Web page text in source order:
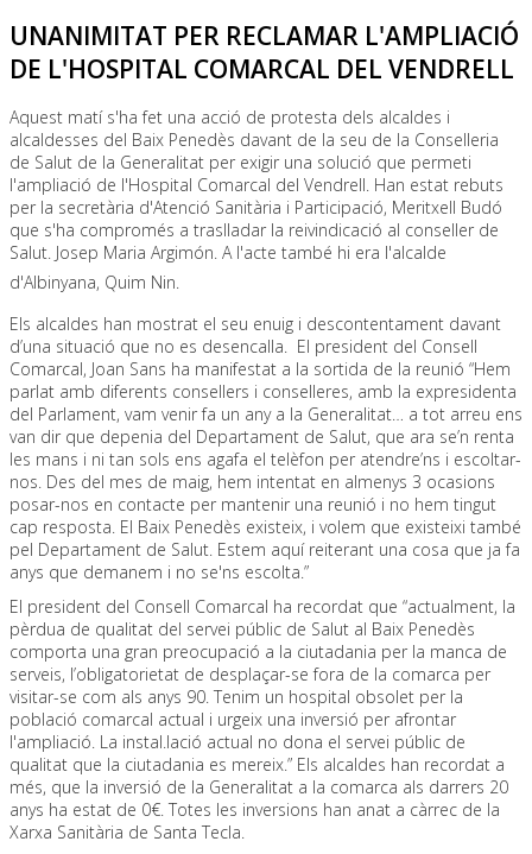
UNANIMITAT PER RECLAMAR L'AMPLIACIÓ
DE L'HOSPITAL COMARCAL DEL VENDRELL
Aquest matí s'ha fet una acció de protesta dels alcaldes i
alcaldesses del Baix Penedès davant de la seu de la Conselleria
de Salut de la Generalitat per exigir una solució que permeti
l'ampliació de l'Hospital Comarcal del Vendrell. Han estat rebuts
per la secretària d'Atenció Sanitària i Participació, Meritxell Budó
que s'ha compromés a traslladar la reivindicació al conseller de
Salut. Josep Maria Argimón. A l'acte també hi era l'alcalde
d'Albinyana, Quim Nin.
Els alcaldes han mostrat el seu enuig i descontentament davant
d’una situació que no es desencalla. El president del Consell
Comarcal, Joan Sans ha manifestat a la sortida de la reunió “Hem
parlat amb diferents consellers i conselleres, amb la expresidenta
del Parlament, vam venir fa un any a la Generalitat… a tot arreu ens
van dir que depenia del Departament de Salut, que ara se’n renta
les mans i ni tan sols ens agafa el telèfon per atendre’ns i escoltar-
nos. Des del mes de maig, hem intentat en almenys 3 ocasions
posar-nos en contacte per mantenir una reunió i no hem tingut
cap resposta. El Baix Penedès existeix, i volem que existeixi també
pel Departament de Salut. Estem aquí reiterant una cosa que ja fa
anys que demanem i no se'ns escolta.”
El president del Consell Comarcal ha recordat que “actualment, la
pèrdua de qualitat del servei públic de Salut al Baix Penedès
comporta una gran preocupació a la ciutadania per la manca de
serveis, l’obligatorietat de desplaçar-se fora de la comarca per
visitar-se com als anys 90. Tenim un hospital obsolet per la
població comarcal actual i urgeix una inversió per afrontar
l'ampliació. La instal.lació actual no dona el servei públic de
qualitat que la ciutadania es mereix.” Els alcaldes han recordat a
més, que la inversió de la Generalitat a la comarca als darrers 20
anys ha estat de 0€. Totes les inversions han anat a càrrec de la
Xarxa Sanitària de Santa Tecla.